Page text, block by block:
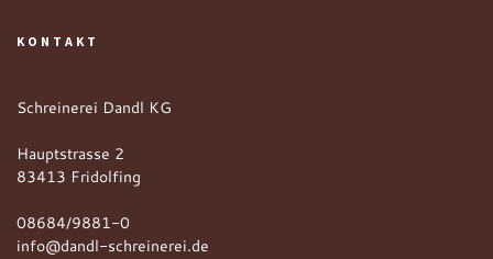
KONTAKT
Schreinerei Dandl KG
Hauptstrasse 2
83413 Fridolfing
08684/9881-0
info@dandl-schreinerei.de